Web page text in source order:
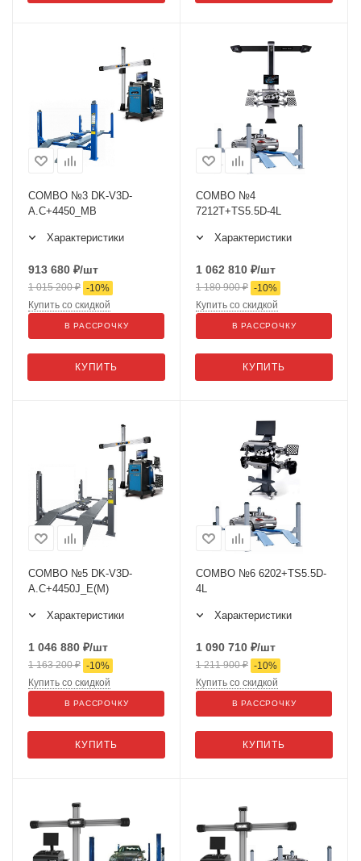
COMBO №3 DK-V3D-
A.C+4450_MB
Характеристики
913 680 ₽/шт
1 015 200₽ -10%
КУПИТЬ
Купить со скидкой
В РАССРОЧКУ
COMBO №4
7212T+TS5.5D-4L
Характеристики
1 062 810 ₽/шт
1 180 900₽ -10%
КУПИТЬ
Купить со скидкой
В РАССРОЧКУ
COMBO №5 DK-V3D-
A.C+4450J_E(M)
Характеристики
1 046 880 ₽/шт
1 163 200₽ -10%
КУПИТЬ
Купить со скидкой
В РАССРОЧКУ
COMBO №6 6202+TS5.5D-
4L
Характеристики
1 090 710 ₽/шт
1 211 900₽ -10%
КУПИТЬ
Купить со скидкой
В РАССРОЧКУ